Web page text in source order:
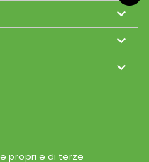



propri e di terze